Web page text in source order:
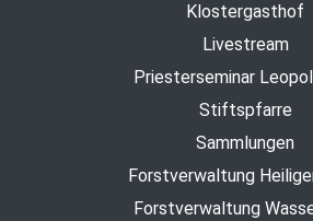
Klostergasthof
Livestream
Priesterseminar
Stiftspfarre
Sammlungen
Forstverwaltung
Forstverwaltung